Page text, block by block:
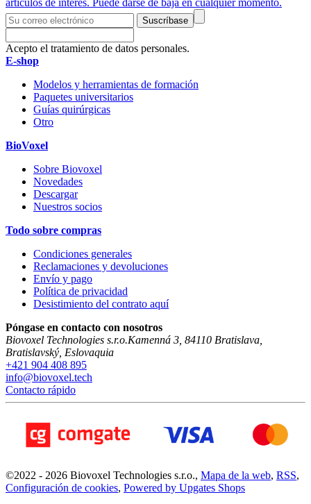
artículos de interés. Puede darse de baja en cualquier momento.
Suscríbase
Acepto el tratamiento de datos personales.
E-shop
Modelos y herramientas de formación
Paquetes universitarios
Guías quirúrgicas
Otro
BioVoxel
Sobre Biovoxel
Novedades
Descargar
Nuestros socios
Todo sobre compras
Condiciones generales
Reclamaciones y devoluciones
Envío y pago
Política de privacidad
Desistimiento del contrato aquí
Póngase en contacto con nosotros
Biovoxel Technologies s.r.o.Kamenná 3 84110 Bratislava
Bratislavský Eslovaquia
+421 904 408 895
info@biovoxel.tech
Contacto rápido
©2022 - 2026 Biovoxel Technologies s.r.o., Mapa de la web, RSS,
Configuración de cookies, Powered by Upgates Shops